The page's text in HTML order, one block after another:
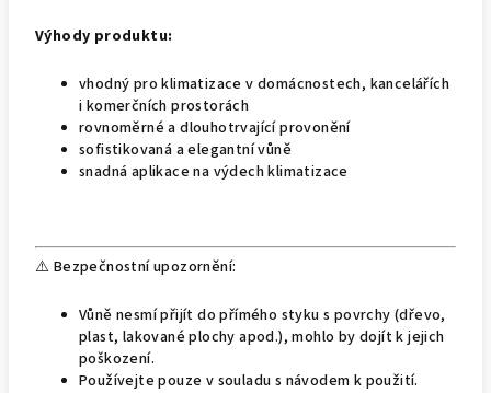
Výhody produktu:
vhodný pro klimatizace v domácnostech, kancelářích
i komerčních prostorách
rovnoměrné a dlouhotrvající provonění
sofistikovaná a elegantní vůně
snadná aplikace na výdech klimatizace
⚠️ Bezpečnostní upozornění:
Vůně nesmí přijít do přímého styku s povrchy (dřevo,
plast, lakované plochy apod.), mohlo by dojít k jejich
poškození.
Používejte pouze v souladu s návodem k použití.